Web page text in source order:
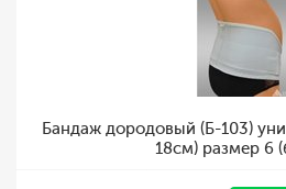
Бандаж дородовый (Б-103)
18см) размер 6